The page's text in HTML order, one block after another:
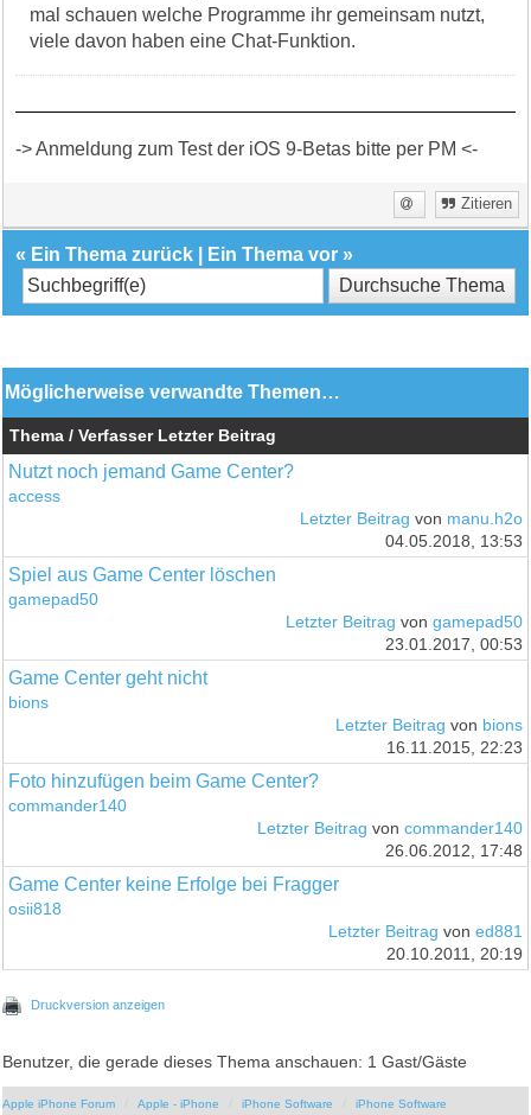
mal schauen welche Programme ihr gemeinsam nutzt,
viele davon haben eine Chat-Funktion.
-> Anmeldung zum Test der iOS 9-Betas bitte per PM <-
Zitieren
« Ein Thema zurück Ein Thema vor »
Möglicherweise verwandte Themen…
Thema / Verfasser Letzter Beitrag
Nutzt noch jemand Game Center?
access
Letzter Beitrag von manu.h2o
04.05.2018, 13:53
Spiel aus Game Center löschen
gamepad50
Letzter Beitrag von gamepad50
23.01.2017, 00:53
Game Center geht nicht
bions
Letzter Beitrag von bions
16.11.2015, 22:23
Foto hinzufügen beim Game Center?
commander140
Letzter Beitrag von commander140
26.06.2012, 17:48
Game Center keine Erfolge bei Fragger
osii818
Letzter Beitrag von ed881
20.10.2011, 20:19
Druckversion anzeigen
Benutzer, die gerade dieses Thema anschauen: 1 Gast/Gäste
Apple iPhone Forum Apple - iPhone iPhone Software iPhone Software